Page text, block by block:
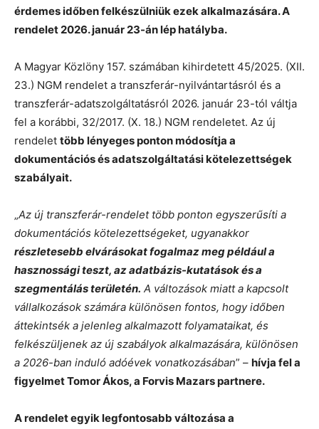
érdemes időben felkészülniük ezek alkalmazására. A
rendelet 2026. január 23-án lép hatályba.
A Magyar Közlöny 157. számában kihirdetett 45/2025. (XII.
23.) NGM rendelet a transzferár-nyilvántartásról és a
transzferár-adatszolgáltatásról 2026. január 23-tól váltja
fel a korábbi, 32/2017. (X. 18.) NGM rendeletet. Az új
rendelet több lényeges ponton módosítja a
dokumentációs és adatszolgáltatási kötelezettségek
szabályait.
„Az új transzferár-rendelet több ponton egyszerűsíti a
dokumentációs kötelezettségeket, ugyanakkor
részletesebb elvárásokat fogalmaz meg például a
hasznossági teszt, az adatbázis-kutatások és a
szegmentálás területén. A változások miatt a kapcsolt
vállalkozások számára különösen fontos, hogy időben
áttekintsék a jelenleg alkalmazott folyamataikat, és
felkészüljenek az új szabályok alkalmazására, különösen
a 2026-ban induló adóévek vonatkozásában” – hívja fel a
figyelmet Tomor Ákos, a Forvis Mazars partnere.
A rendelet egyik legfontosabb változása a